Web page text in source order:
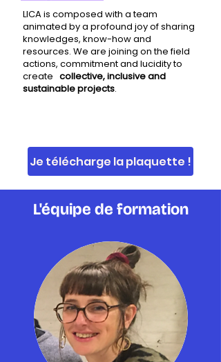
LICA is composed with a team
animated by a profound joy of sharing
knowledges, know-how and
resources. We are joining on the field
actions, commitment and lucidity to
create collective, inclusive and
sustainable projects.
Je télécharge la plaquette !
L'équipe de formation